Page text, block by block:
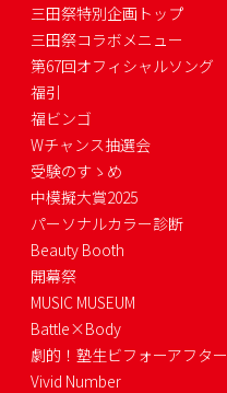
三田祭特別企画トップ
三田祭コラボメニュー
第67回オフィシャルソング
福引
福ビンゴ
Wチャンス抽選会
受験のすゝめ
中模擬大賞2025
パーソナルカラー診断
Beauty Booth
開幕祭
MUSIC MUSEUM
Battle×Body
劇的！塾生ビフォーアフター
Vivid Number